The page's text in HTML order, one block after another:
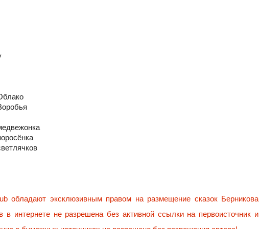
обладают эксклюзивным правом на размещение сказок Берникова
в интернете не разрешена без активной ссылки на первоисточник и